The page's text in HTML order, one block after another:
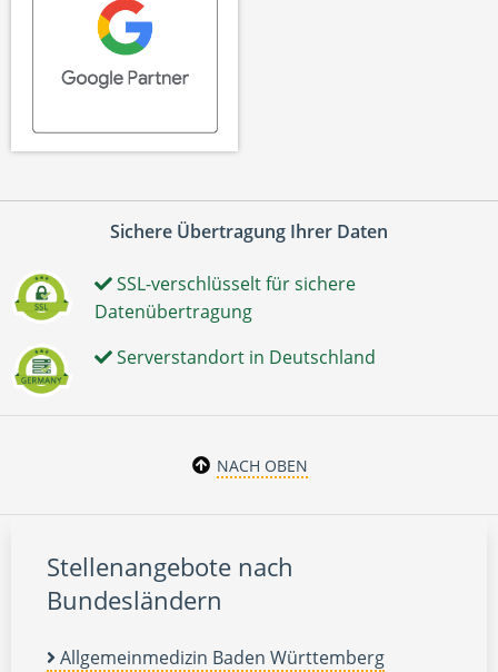
Sichere Übertragung Ihrer Daten
SSL-verschlüsselt für sichere
Datenübertragung
Serverstandort in Deutschland
NACH OBEN
Stellenangebote nach
Bundesländern
Allgemeinmedizin Baden Württemberg